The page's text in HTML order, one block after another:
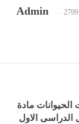
Admin
مادة
الدراسى الاول